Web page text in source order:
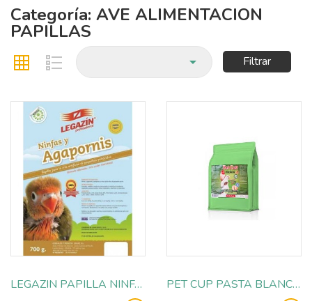
Categoría: AVE ALIMENTACION
PAPILLAS
 Filtrar
LEGAZIN PAPILLA NINFA Y AGAPORNIS 700GR PET CUP PASTA BLANCA PREMIUM 750GR